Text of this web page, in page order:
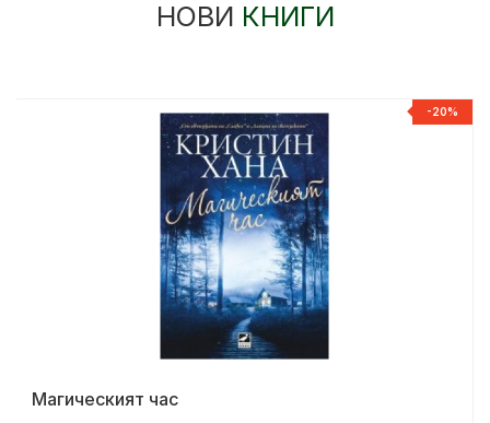
НОВИ КНИГИ
-20%
Магическият час